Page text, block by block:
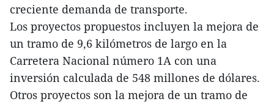
creciente demanda de transporte.
Los proyectos propuestos incluyen la mejora de
un tramo de 9,6 kilómetros de largo en la
Carretera Nacional número 1A con una
inversión calculada de 548 millones de dólares.
Otros proyectos son la mejora de un tramo de